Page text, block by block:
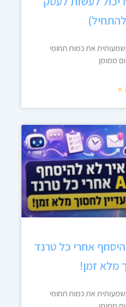
את כמות תחומי
ממומן
להיסחף אחרי כל טרנד
את כמות תחומי